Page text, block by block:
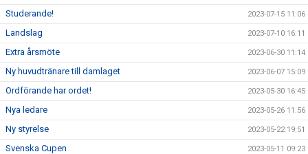
Studerande! 2023-07-15 11:06
Landslag 2023-07-10 16:11
Extra årsmöte 2023-06-30 11:14
Ny huvudtränare till damlaget 2023-06-07 15:09
Ordförande har ordet! 2023-05-30 16:45
Nya ledare 2023-05-26 11:56
Ny styrelse 2023-05-22 19:51
Svenska Cupen 2023-05-11 09:23